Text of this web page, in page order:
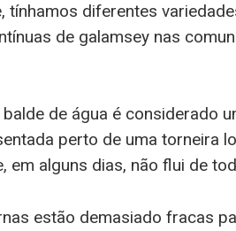
tínhamos diferentes
de galamsey nas
balde de água é considerado
perto de uma torneira
em alguns dias, não flui de
estão demasiado fracas